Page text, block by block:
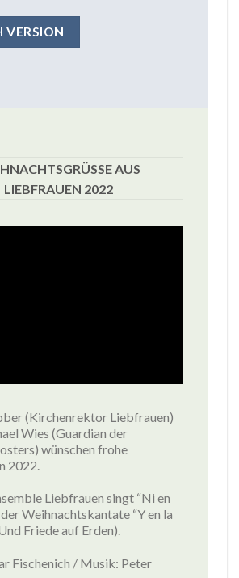
VERSION
AUS L
IEBFRAUEN 2022
(Kirchenrektor Liebfrauen)
Wies (Guardian der
wünschen frohe
2022.
Liebfrauen singt “Ni en
Weihnachtskantate “Y en la
Friede auf Erden).
Fischenich / Musik: Peter